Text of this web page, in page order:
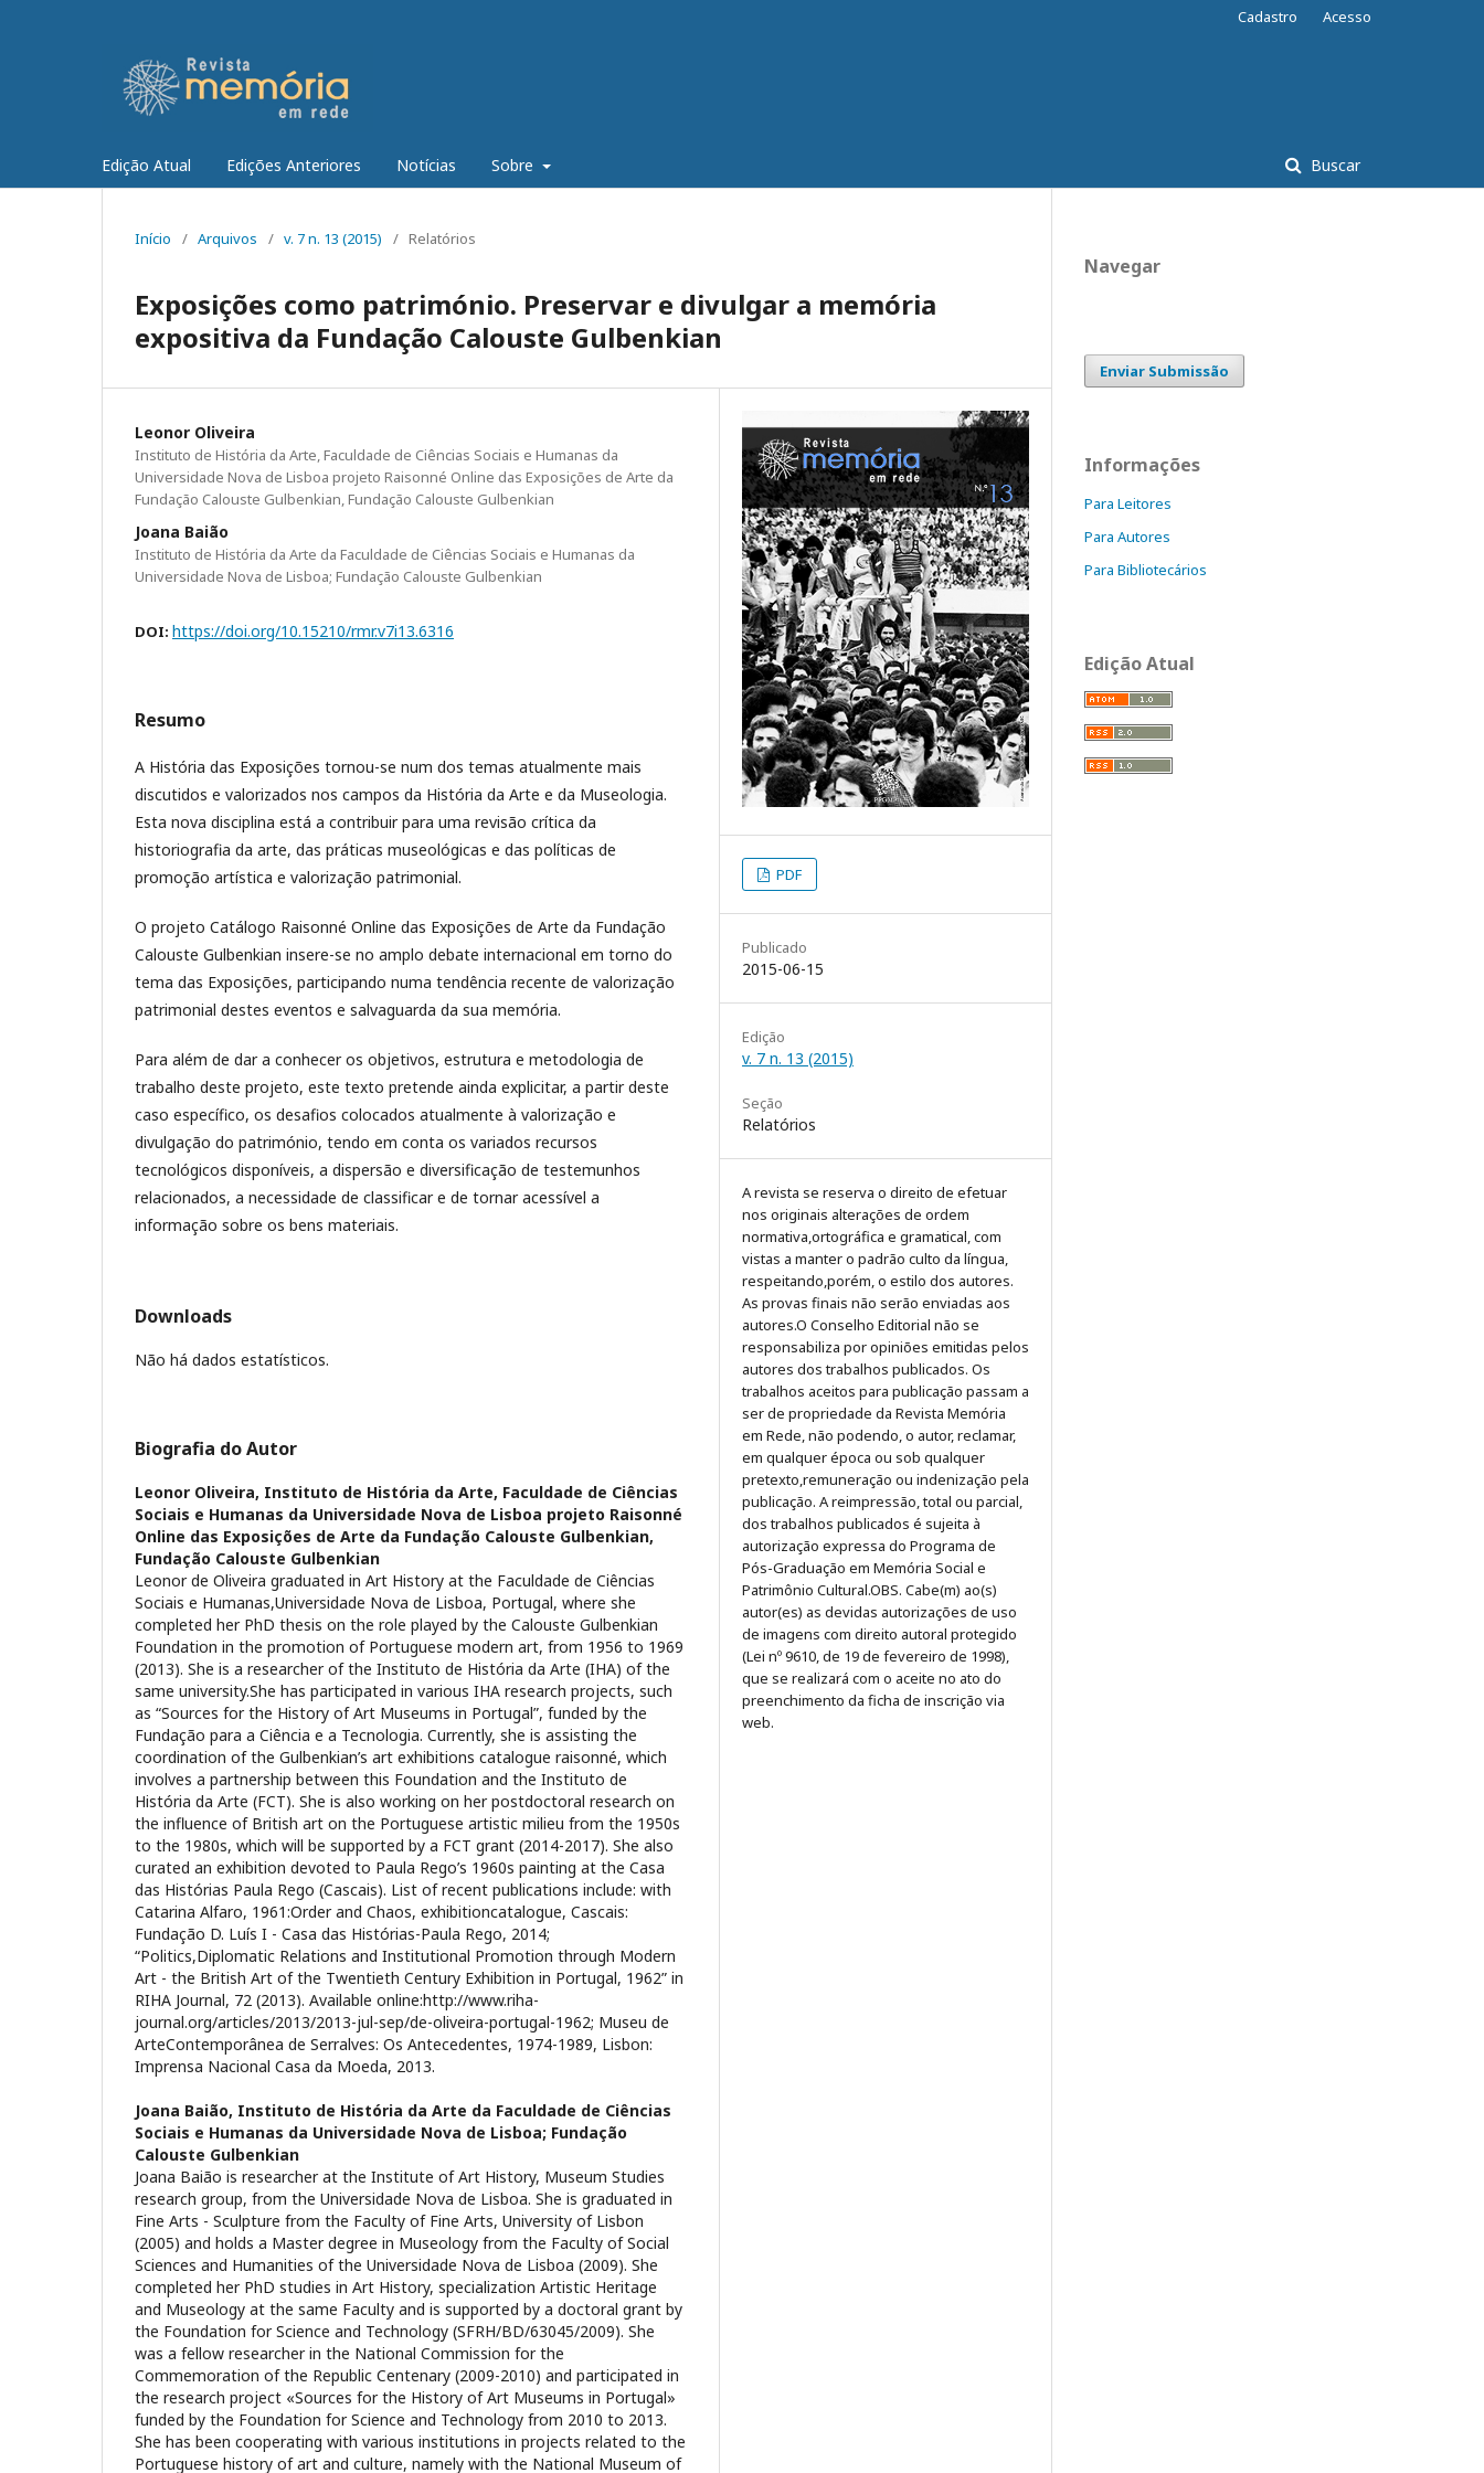
Edição Atual Edições Anteriores Notícias Sobre Buscar
Cadastro Acesso
Início / Arquivos / v. 7 n. 13 (2015) / Relatórios
Exposições como património. Preservar e divulgar a memória
expositiva da Fundação Calouste Gulbenkian
Leonor Oliveira
Instituto de História da Arte, Faculdade de Ciências Sociais e Humanas da
Universidade Nova de Lisboa projeto Raisonné Online das Exposições de Arte da
Fundação Calouste Gulbenkian, Fundação Calouste Gulbenkian
Joana Baião
Instituto de História da Arte da Faculdade de Ciências Sociais e Humanas da
Universidade Nova de Lisboa; Fundação Calouste Gulbenkian
DOI: https://doi.org/10.15210/rmr.v7i13.6316
Resumo
A História das Exposições tornou-se num dos temas atualmente mais
discutidos e valorizados nos campos da História da Arte e da Museologia.
Esta nova disciplina está a contribuir para uma revisão crítica da
historiografia da arte, das práticas museológicas e das políticas de
promoção artística e valorização patrimonial.
O projeto Catálogo Raisonné Online das Exposições de Arte da Fundação
Calouste Gulbenkian insere-se no amplo debate internacional em torno do
tema das Exposições, participando numa tendência recente de valorização
patrimonial destes eventos e salvaguarda da sua memória.
Para além de dar a conhecer os objetivos, estrutura e metodologia de
trabalho deste projeto, este texto pretende ainda explicitar, a partir deste
caso específico, os desafios colocados atualmente à valorização e
divulgação do património, tendo em conta os variados recursos
tecnológicos disponíveis, a dispersão e diversificação de testemunhos
relacionados, a necessidade de classificar e de tornar acessível a
informação sobre os bens materiais.
Downloads
Não há dados estatísticos.
Biografia do Autor
Leonor Oliveira, Instituto de História da Arte, Faculdade de Ciências
Sociais e Humanas da Universidade Nova de Lisboa projeto Raisonné
Online das Exposições de Arte da Fundação Calouste Gulbenkian,
Fundação Calouste Gulbenkian
Leonor de Oliveira graduated in Art History at the Faculdade de Ciências
Sociais e Humanas,Universidade Nova de Lisboa, Portugal, where she
completed her PhD thesis on the role played by the Calouste Gulbenkian
Foundation in the promotion of Portuguese modern art, from 1956 to 1969
(2013). She is a researcher of the Instituto de História da Arte (IHA) of the
same university.She has participated in various IHA research projects, such
as “Sources for the History of Art Museums in Portugal”, funded by the
Fundação para a Ciência e a Tecnologia. Currently, she is assisting the
coordination of the Gulbenkian’s art exhibitions catalogue raisonné, which
involves a partnership between this Foundation and the Instituto de
História da Arte (FCT). She is also working on her postdoctoral research on
the influence of British art on the Portuguese artistic milieu from the 1950s
to the 1980s, which will be supported by a FCT grant (2014-2017). She also
curated an exhibition devoted to Paula Rego’s 1960s painting at the Casa
das Histórias Paula Rego (Cascais). List of recent publications include: with
Catarina Alfaro, 1961:Order and Chaos, exhibitioncatalogue, Cascais:
Fundação D. Luís I - Casa das Histórias-Paula Rego, 2014;
“Politics,Diplomatic Relations and Institutional Promotion through Modern
Art - the British Art of the Twentieth Century Exhibition in Portugal, 1962” in
RIHA Journal, 72 (2013). Available online:http://www.riha-
journal.org/articles/2013/2013-jul-sep/de-oliveira-portugal-1962; Museu de
ArteContemporânea de Serralves: Os Antecedentes, 1974-1989, Lisbon:
Imprensa Nacional Casa da Moeda, 2013.
Joana Baião, Instituto de História da Arte da Faculdade de Ciências
Sociais e Humanas da Universidade Nova de Lisboa; Fundação
Calouste Gulbenkian
Joana Baião is researcher at the Institute of Art History, Museum Studies
research group, from the Universidade Nova de Lisboa. She is graduated in
Fine Arts - Sculpture from the Faculty of Fine Arts, University of Lisbon
(2005) and holds a Master degree in Museology from the Faculty of Social
Sciences and Humanities of the Universidade Nova de Lisboa (2009). She
completed her PhD studies in Art History, specialization Artistic Heritage
and Museology at the same Faculty and is supported by a doctoral grant by
the Foundation for Science and Technology (SFRH/BD/63045/2009). She
was a fellow researcher in the National Commission for the
Commemoration of the Republic Centenary (2009-2010) and participated in
the research project «Sources for the History of Art Museums in Portugal»
funded by the Foundation for Science and Technology from 2010 to 2013.
She has been cooperating with various institutions in projects related to the
Portuguese history of art and culture, namely with the National Museum of
PDF
Publicado
2015-06-15
Edição
v. 7 n. 13 (2015)
Seção
Relatórios
A revista se reserva o direito de efetuar
nos originais alterações de ordem
normativa,ortográfica e gramatical, com
vistas a manter o padrão culto da língua,
respeitando,porém, o estilo dos autores.
As provas finais não serão enviadas aos
autores.O Conselho Editorial não se
responsabiliza por opiniões emitidas pelos
autores dos trabalhos publicados. Os
trabalhos aceitos para publicação passam a
ser de propriedade da Revista Memória
em Rede, não podendo, o autor, reclamar,
em qualquer época ou sob qualquer
pretexto,remuneração ou indenização pela
publicação. A reimpressão, total ou parcial,
dos trabalhos publicados é sujeita à
autorização expressa do Programa de
Pós-Graduação em Memória Social e
Patrimônio Cultural.OBS. Cabe(m) ao(s)
autor(es) as devidas autorizações de uso
de imagens com direito autoral protegido
(Lei nº 9610, de 19 de fevereiro de 1998),
que se realizará com o aceite no ato do
preenchimento da ficha de inscrição via
web.
Navegar
Enviar Submissão
Informações
Para Leitores
Para Autores
Para Bibliotecários
Edição Atual